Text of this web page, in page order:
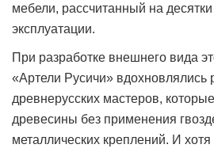
мебели, рассчитанный на
эксплуатации.
При разработке внешнего вида
«Артели Русичи» вдохновлялись
древнерусских мастеров,
древесины без применения
металлических креплений. И